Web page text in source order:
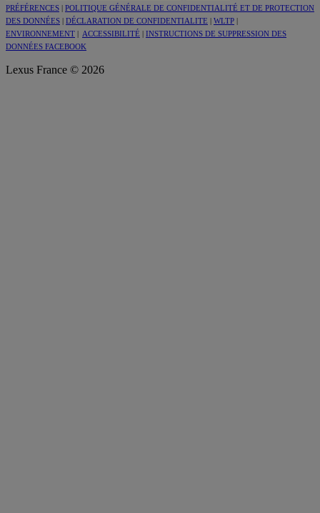
PRÉFÉRENCES | POLITIQUE GÉNÉRALE DE CONFIDENTIALITÉ ET DE PROTECTION
DES DONNÉES | DÉCLARATION DE CONFIDENTIALITE | WLTP |
ENVIRONNEMENT | ACCESSIBILITÉ | INSTRUCTIONS DE SUPPRESSION DES
DONNÉES FACEBOOK
Lexus France © 2026